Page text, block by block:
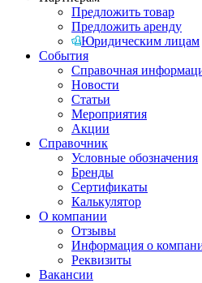
Предложить товар
Предложить аренду
Юридическим лицам
События
Справочная
Новости
Статьи
Мероприятия
Акции
Справочник
Условные обозначения
Бренды
Сертификаты
Калькулятор
О компании
Отзывы
Информация о
Реквизиты
Вакансии